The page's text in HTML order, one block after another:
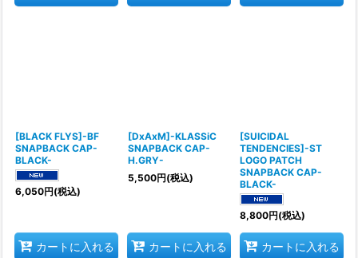
[BLACK FLYS]-BF
SNAPBACK CAP-
BLACK-
6,050円(税込)
カートに入れる
[DxAxM]-KLASSiC
SNAPBACK CAP-
H.GRY-
5,500円(税込)
カートに入れる
[SUICIDAL
TENDENCIES]-ST
LOGO PATCH
SNAPBACK CAP-
BLACK-
8,800円(税込)
カートに入れる